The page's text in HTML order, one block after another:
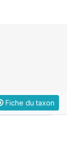
Fiche du taxon